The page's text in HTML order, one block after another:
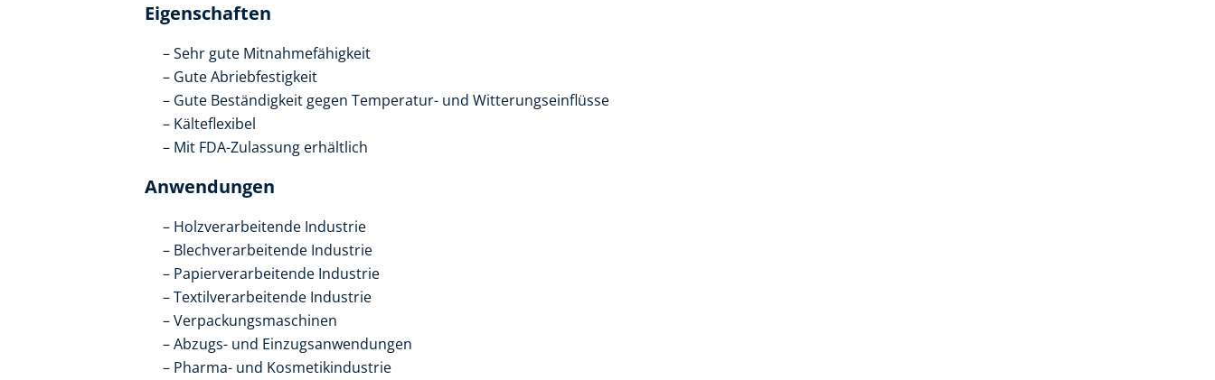
Eigenschaften
Sehr gute Mitnahmefähigkeit
Gute Abriebfestigkeit
Gute Beständigkeit gegen Temperatur- und Witterungseinflüsse
Kälteflexibel
Mit FDA-Zulassung erhältlich
Anwendungen
Holzverarbeitende Industrie
Blechverarbeitende Industrie
Papierverarbeitende Industrie
Textilverarbeitende Industrie
Verpackungsmaschinen
Abzugs- und Einzugsanwendungen
Pharma- und Kosmetikindustrie